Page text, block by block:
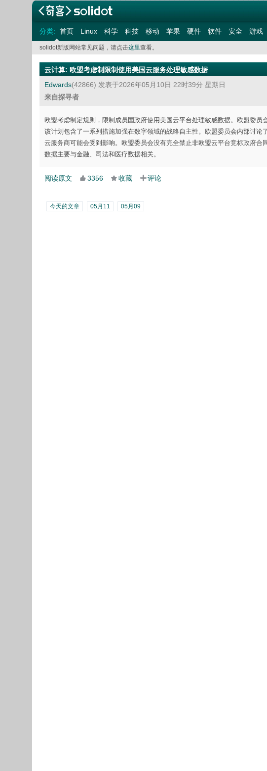
分类: 首页 Linux 科学 科技 移动 苹果 硬件 软件 安全 游戏
solidot新版网站常见问题，请点击这里查看。
云计算: 欧盟考虑制限制使用美国云服务处理敏感数据
Edwards(42866) 发表于2026年05月10日 22时39分 星期日
来自探寻者
欧盟考虑制定规则，限制成员国政府使用美国云平台处理敏感数据。欧盟委
该计划包含了一系列措施加强在数字领域的战略自主性。欧盟委员会内部讨
云服务商可能会受到影响。欧盟委员会没有完全禁止非欧盟云平台竞标政府
数据主要与金融、司法和医疗数据相关。
阅读原文 3356 收藏 评论
今天的文章 05月11 05月09